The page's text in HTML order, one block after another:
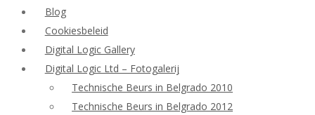
Blog
Cookiesbeleid
Digital Logic Gallery
Digital Logic Ltd – Fotogalerij
Technische Beurs in Belgrado 2010
Technische Beurs in Belgrado 2012